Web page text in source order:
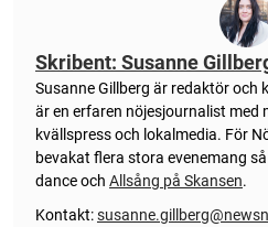
Skribent: Susanne
Susanne Gillberg är redaktör och
är en erfaren nöjesjournalist med
kvällspress och lokalmedia. För
bevakat flera stora evenemang
dance och Allsång på Skansen.
Kontakt: